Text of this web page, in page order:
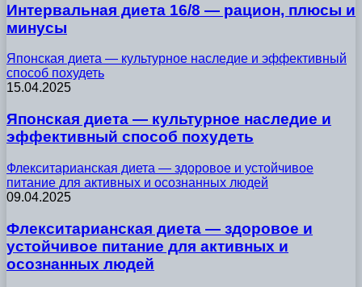
Интервальная диета 16/8 — рацион, плюсы и
минусы
Японская диета — культурное наследие и эффективный
способ похудеть
15.04.2025
Японская диета — культурное наследие и
эффективный способ похудеть
Флекситарианская диета — здоровое и устойчивое
питание для активных и осознанных людей
09.04.2025
Флекситарианская диета — здоровое и
устойчивое питание для активных и
осознанных людей